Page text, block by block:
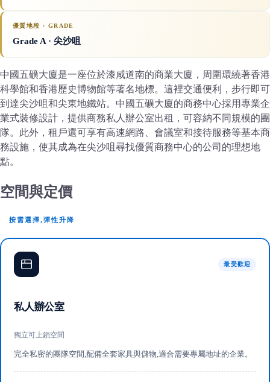
優質地段 · GRADE
Grade A· 尖沙咀
中國五礦大廈是一座位於漆咸道南的商業大廈，周圍環繞著香港
科學館和香港歷史博物館等著名地標。這裡交通便利，步行即可
到達尖沙咀和尖東地鐵站。中國五礦大廈的商務中心採用專業企
業式裝修設計，提供商務私人辦公室出租，可容納不同規模的團
隊。此外，租戶還可享有高速網路、會議室和接待服務等基本商
務設施，使其成為在尖沙咀尋找優質商務中心的公司的理想地
點。
空間與定價
按需選擇,彈性升降
最受歡迎
私人辦公室
獨立可上鎖空間
完全私密的團隊空間,配備全套家具與儲物,適合需要專屬地址的企業。